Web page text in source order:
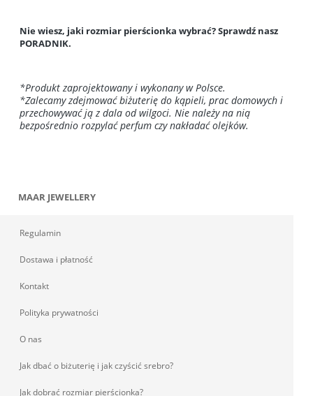
Nie wiesz, jaki rozmiar pierścionka wybrać? Sprawdź nasz
PORADNIK.
*Produkt zaprojektowany i wykonany w Polsce.
*Zalecamy zdejmować biżuterię do kąpieli, prac domowych i
przechowywać ją z dala od wilgoci. Nie należy na nią
bezpośrednio rozpylać perfum czy nakładać olejków.
MAAR JEWELLERY
Regulamin
Dostawa i płatność
Kontakt
Polityka prywatności
O nas
Jak dbać o biżuterię i jak czyścić srebro?
Jak dobrać rozmiar pierścionka?